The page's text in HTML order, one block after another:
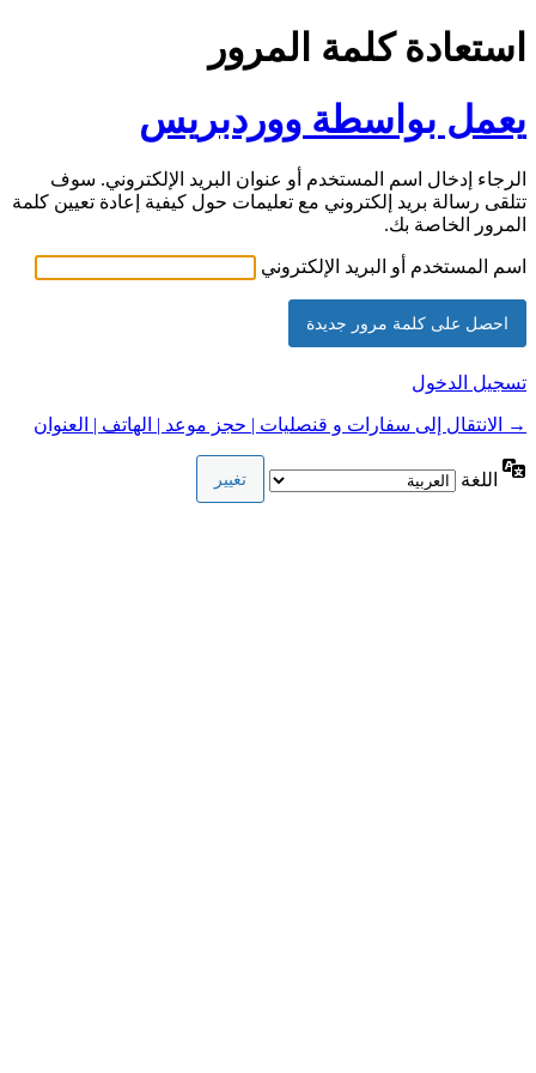
استعادة كلمة المرور
يعمل بواسطة ووردبريس
الرجاء إدخال اسم المستخدم أو عنوان البريد الإلكتروني. سوف
تتلقى رسالة بريد إلكتروني مع تعليمات حول كيفية إعادة تعيين كلمة
المرور الخاصة بك.
اسم المستخدم أو البريد الإلكتروني
تسجيل الدخول
→ الانتقال إلى سفارات و قنصليات | حجز موعد | الهاتف | العنوان
اللغة